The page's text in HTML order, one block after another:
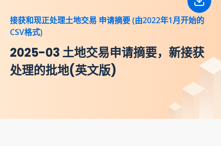
接获和现正处理土地交易 申请摘要 (由2022年1月开始的
CSV格式)
2025-03 土地交易申请摘要，新接获
处理的批地(英文版)
下载